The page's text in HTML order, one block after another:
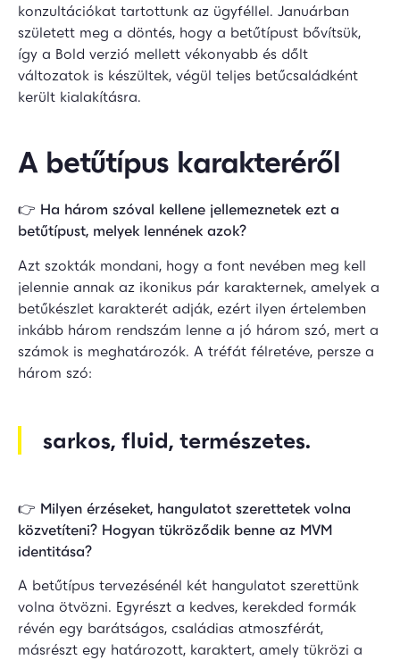
konzultációkat tartottunk az ügyféllel. Januárban
született meg a döntés, hogy a betűtípust bővítsük,
így a Bold verzió mellett vékonyabb és dőlt
változatok is készültek, végül teljes betűcsaládként
került kialakításra.
A betűtípus karakteréről
👉 Ha három szóval kellene jellemeznetek ezt a
betűtípust, melyek lennének azok?
Azt szokták mondani, hogy a font nevében meg kell
jelennie annak az ikonikus pár karakternek, amelyek a
betűkészlet karakterét adják, ezért ilyen értelemben
inkább három rendszám lenne a jó három szó, mert a
számok is meghatározók. A tréfát félretéve, persze a
három szó:
sarkos, fluid, természetes.
👉 Milyen érzéseket, hangulatot szerettetek volna
közvetíteni? Hogyan tükröződik benne az MVM
identitása?
A betűtípus tervezésénél két hangulatot szerettünk
volna ötvözni. Egyrészt a kedves, kerekded formák
révén egy barátságos, családias atmoszférát,
másrészt egy határozott, karaktert, amely tükrözi a